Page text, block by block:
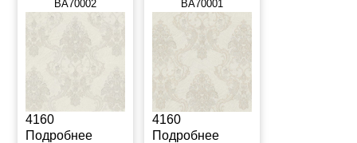
BA70002
4160
Подробнее
BA70001
4160
Подробнее